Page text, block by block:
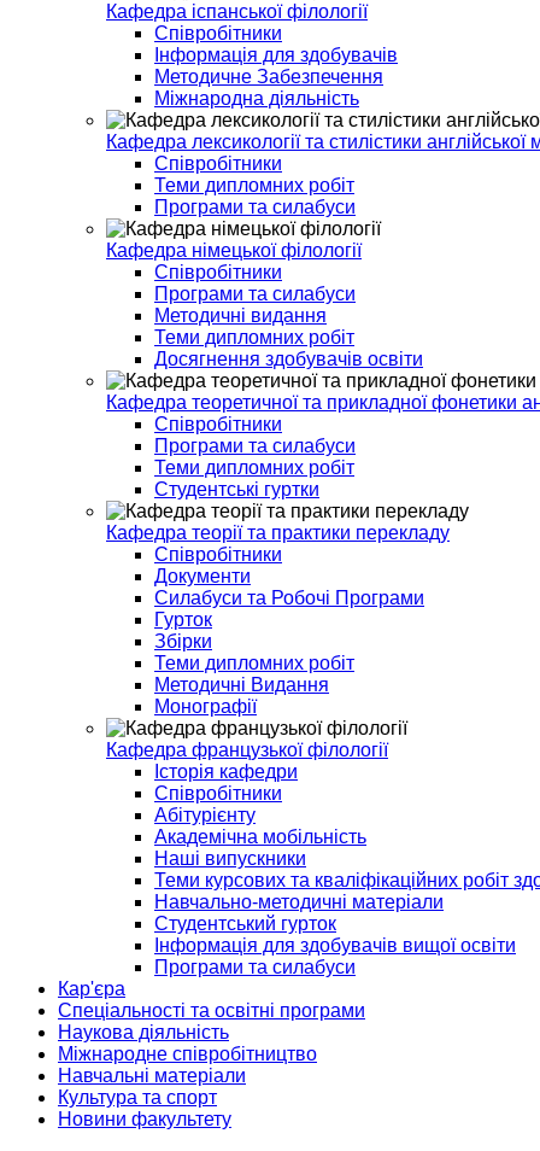
Кафедра іспанської філології
Співробітники
Інформація для здобувачів
Методичне Забезпечення
Міжнародна діяльність
Кафедра лексикології та стилістики англійської
Співробітники
Теми дипломних робіт
Програми та силабуси
Кафедра німецької філології
Співробітники
Програми та силабуси
Методичні видання
Теми дипломних робіт
Досягнення здобувачів освіти
Кафедра теоретичної та прикладної фонетики
Співробітники
Програми та силабуси
Теми дипломних робіт
Студентські гуртки
Кафедра теорії та практики перекладу
Співробітники
Документи
Силабуси та Робочі Програми
Гурток
Збірки
Теми дипломних робіт
Методичні Видання
Монографії
Кафедра французької філології
Історія кафедри
Співробітники
Абітурієнту
Академічна мобільність
Наші випускники
Теми курсових та кваліфікаційних робіт
Навчально-методичні матеріали
Студентський гурток
Інформація для здобувачів вищої освіти
Програми та силабуси
Кар'єра
Спеціальності та освітні програми
Наукова діяльність
Міжнародне співробітництво
Навчальні матеріали
Культура та спорт
Новини факультету